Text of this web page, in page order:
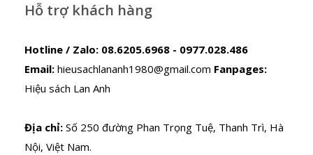
Hỗ trợ khách hàng
Hotline / Zalo: 08.6205.6968 - 0977.028.486
Email: hieusachlananh1980@gmail.com Fanpages:
Hiệu sách Lan Anh
Địa chỉ: Số 250 đường Phan Trọng Tuệ, Thanh Trì, Hà
Nội, Việt Nam.